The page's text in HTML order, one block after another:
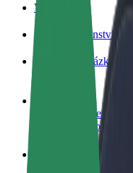
Výhody
Jak získat členství
Nejčastější otázky
Staňte se řidičem
Vydělávejte podle sebe